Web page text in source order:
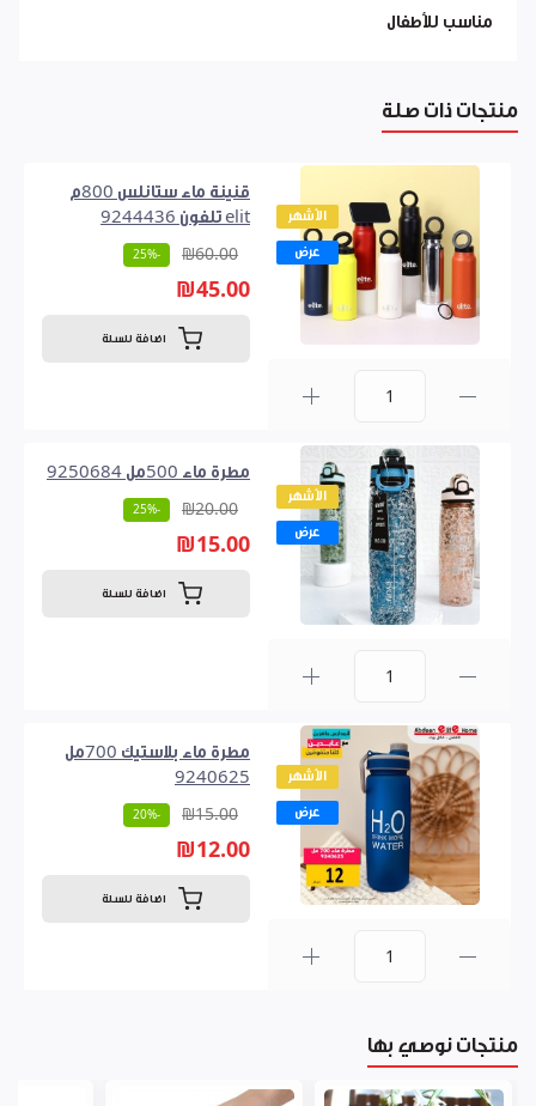
مناسب للأطفال
منتجات ذات صلة
الأشهر
عرض
قنينة ماء ستانلس 800م
elit تلفون 9244436
₪60.00
-25%
₪45.00
اضافة للسلة
الأشهر
عرض
مطرة ماء 500مل 9250684
₪20.00
-25%
₪15.00
اضافة للسلة
الأشهر
عرض
مطرة ماء بلاستيك 700مل
9240625
₪15.00
-20%
₪12.00
اضافة للسلة
منتجات نوصي بها